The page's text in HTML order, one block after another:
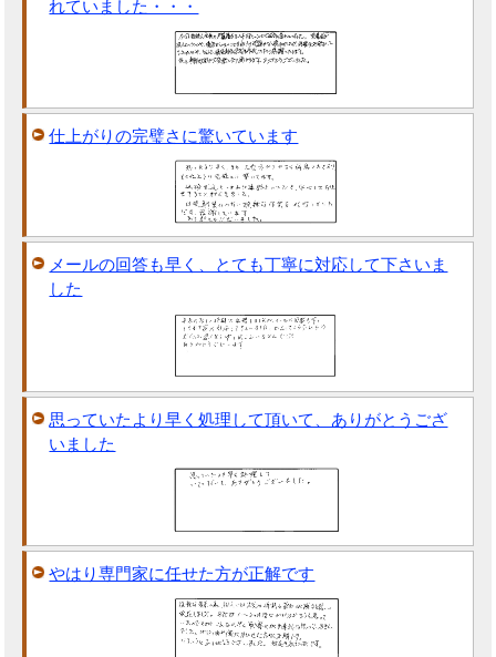
れていました・・・
仕上がりの完璧さに驚いています
メールの回答も早く、とても丁寧に対応して下さいま
した
思っていたより早く処理して頂いて、ありがとうござ
いました
やはり専門家に任せた方が正解です